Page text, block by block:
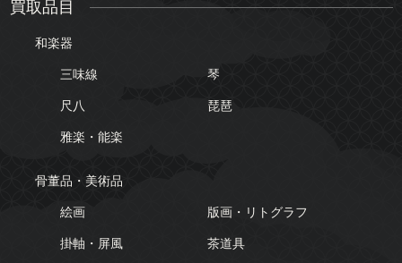
買取品目
和楽器
三味線
琴
尺八
琵琶
雅楽・能楽
骨董品・美術品
絵画
版画・リトグラフ
掛軸・屏風
茶道具